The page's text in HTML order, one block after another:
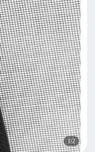
1/2